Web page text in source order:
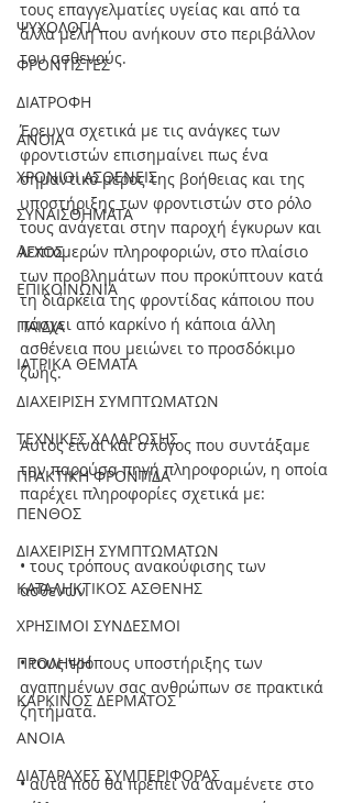
ΨΥΧΟΛΟΓΙΑ
ΦΡΟΝΤΙΣΤΕΣ
ΔΙΑΤΡΟΦΗ
ΑΝΟΙΑ
ΧΡΟΝΙΟΙ ΑΣΘΕΝΕΙΣ
ΣΥΝΑΙΣΘΗΜΑΤΑ
ΑΓΧΟΣ
ΕΠΙΚΟΙΝΩΝΙΑ
ΠΑΙΔΙΑ
ΙΑΤΡΙΚΑ ΘΕΜΑΤΑ
ΔΙΑΧΕΙΡΙΣΗ ΣΥΜΠΤΩΜΑΤΩΝ
ΤΕΧΝΙΚΕΣ ΧΑΛΑΡΩΣΗΣ
ΠΡΑΚΤΙΚΗ ΦΡΟΝΤΙΔΑ
ΠΕΝΘΟΣ
ΔΙΑΧΕΙΡΙΣΗ ΣΥΜΠΤΩΜΑΤΩΝ
ΚΑΤΑΛΗΚΤΙΚΟΣ ΑΣΘΕΝΗΣ
ΧΡΗΣΙΜΟΙ ΣΥΝΔΕΣΜΟΙ
ΠΡΟΛΗΨΗ
ΚΑΡΚΙΝΟΣ ΔΕΡΜΑΤΟΣ
ΑΝΟΙΑ
ΔΙΑΤΑΡΑΧΕΣ ΣΥΜΠΕΡΙΦΟΡΑΣ
τους επαγγελματίες υγείας και από τα
άλλα μέλη που ανήκουν στο περιβάλλον
του ασθενούς.
Έρευνα σχετικά με τις ανάγκες των
φροντιστών επισημαίνει πως ένα
σημαντικό μέρος της βοήθειας και της
υποστήριξης των φροντιστών στο ρόλο
τους ανάγεται στην παροχή έγκυρων και
λεπτομερών πληροφοριών, στο πλαίσιο
των προβλημάτων που προκύπτουν κατά
τη διάρκεια της φροντίδας κάποιου που
πάσχει από καρκίνο ή κάποια άλλη
ασθένεια που μειώνει το προσδόκιμο
ζωής.
Αυτός είναι και ο λόγος που συντάξαμε
την παρούσα πηγή πληροφοριών, η οποία
παρέχει πληροφορίες σχετικά με:
• τους τρόπους ανακούφισης των
ασθενών.
• τους τρόπους υποστήριξης των
αγαπημένων σας ανθρώπων σε πρακτικά
ζητήματα.
• αυτά που θα πρέπει να αναμένετε στο